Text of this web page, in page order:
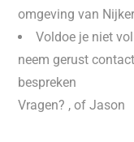
omgeving van
Voldoe je niet
neem gerust
bespreken
Vragen? , of Jason